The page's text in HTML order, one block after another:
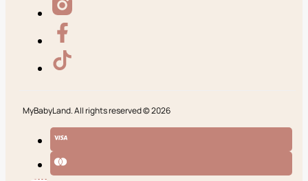
MyBabyLand. All rights reserved © 2026